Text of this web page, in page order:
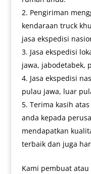
Pengiriman
kendaraan truck
jasa ekspedisi
Jasa ekspedisi
jawa, jabodetabek,
Jasa ekspedisi
pulau jawa, luar
Terima kasih
anda kepada
mendapatkan
terbaik dan juga
Kami pembuat